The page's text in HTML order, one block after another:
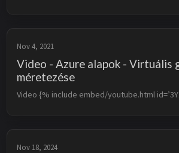
Nov 4, 2021
Video - Azure alapok - Virtuális
méretezése
Video {% include embed/youtube.html
Nov 18, 2024